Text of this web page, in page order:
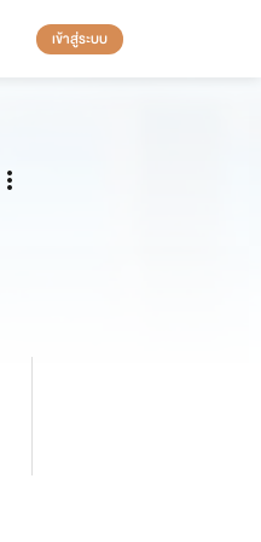
เข้าสู่ระบบ